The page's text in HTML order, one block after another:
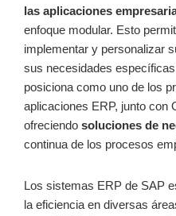
las aplicaciones
⁣enfoque‌ modular. Esto
implementar y personalizar
sus necesidades⁢
posiciona ​como uno de los
aplicaciones ERP, junto ​con
ofreciendo soluciones de
continua de los procesos
Los sistemas ERP de⁢ SAP
la eficiencia en‍ diversas